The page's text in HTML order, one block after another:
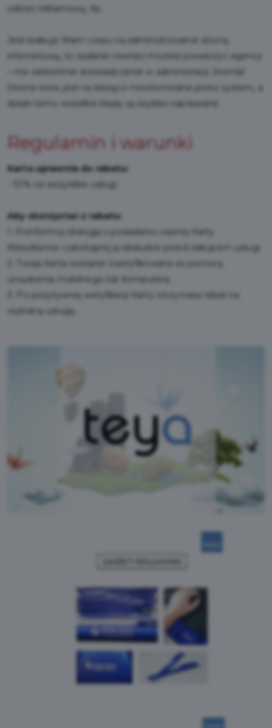
odzież reklamową, itp.
Jeśli brakuje Wam czasu na administrowanie stroną
internetową, to zadanie również możesz powierzyć agencji
– ma wieloletnie doświadczenie w administracji Joomla!
Strona www jest na bieżąco monitorowana przez system, a
dzięki temu wszelkie błędy są szybko naprawiane.
Regulamin i warunki
Karta uprawnia do rabatu:
- 10% na wszystkie usługi.
Aby skorzystać z rabatu:
1. Poinformuj obsługę o posiadaniu ważnej Karty
Mieszkańca i udostępnij ją obsłudze przed zakupem usługi.
2. Twoja Karta zostanie zweryfikowana za pomocą
urządzenia mobilnego lub komputera.
3. Po pozytywnej weryfikacji Karty otrzymasz rabat na
wybraną usługę.